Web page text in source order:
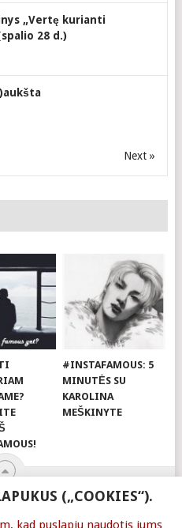
„Vertę kurianti
28 d.)
Next »
#INSTAFAMOUS: 5
MINUTĖS SU
KAROLINA
MEŠKINYTE
(„COOKIES“).
kad puslapiu naudotis jums